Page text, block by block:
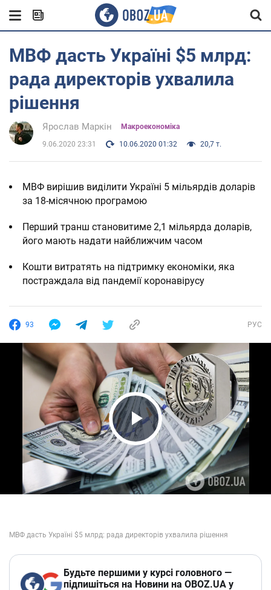
МВФ дасть Україні $5 млрд:
рада директорів ухвалила
рішення
Ярослав Маркін Mакроекономіка
9.06.2020 23:31 10.06.2020 01:32 20,7 т.
МВФ вирішив виділити Україні 5 мільярдів доларів
за 18-місячною програмою
Перший транш становитиме 2,1 мільярда доларів,
його мають надати найближчим часом
Кошти витратять на підтримку економіки, яка
постраждала від пандемії коронавірусу
93 РУС
Play Video
Будьте першими у курсі головного —
підпишіться на Новини на OBOZ.UA у